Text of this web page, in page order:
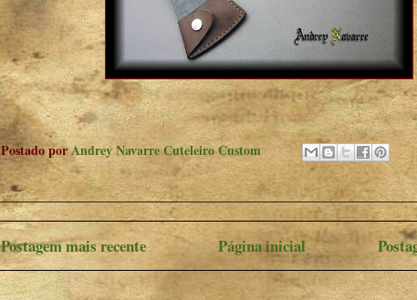
Postado porAndrey Navarre Cuteleiro Custom
Postagem mais recente Página inicial